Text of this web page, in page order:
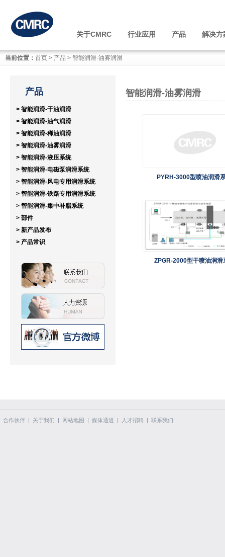
关于CMRC 行业应用 产品 解决方
当前位置： 首页 > 产品 > 智能润滑-油雾润滑
产品
> 智能润滑-干油润滑
> 智能润滑-油气润滑
> 智能润滑-稀油润滑
> 智能润滑-油雾润滑
> 智能润滑-液压系统
> 智能润滑-电磁泵润滑系统
> 智能润滑-风电专用润滑系统
> 智能润滑-铁路专用润滑系统
> 智能润滑-集中补脂系统
> 部件
> 新产品发布
> 产品常识
智能润滑-油雾润滑
PYRH-3000型喷油润滑
ZPGR-2000型干喷油润滑
合作伙伴 | 关于我们 | 网站地图 | 媒体通道 | 人才招聘 | 联系我们